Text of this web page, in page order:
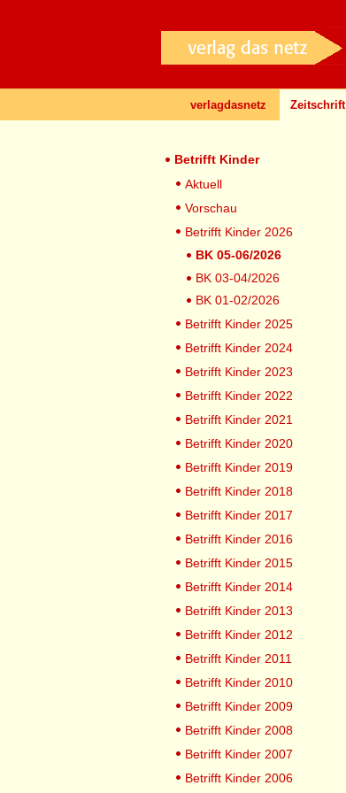
verlagdasnetz Zeitschrift
Betrifft Kinder
Aktuell
Vorschau
Betrifft Kinder 2026
BK 05-06/2026
BK 03-04/2026
BK 01-02/2026
Betrifft Kinder 2025
Betrifft Kinder 2024
Betrifft Kinder 2023
Betrifft Kinder 2022
Betrifft Kinder 2021
Betrifft Kinder 2020
Betrifft Kinder 2019
Betrifft Kinder 2018
Betrifft Kinder 2017
Betrifft Kinder 2016
Betrifft Kinder 2015
Betrifft Kinder 2014
Betrifft Kinder 2013
Betrifft Kinder 2012
Betrifft Kinder 2011
Betrifft Kinder 2010
Betrifft Kinder 2009
Betrifft Kinder 2008
Betrifft Kinder 2007
Betrifft Kinder 2006